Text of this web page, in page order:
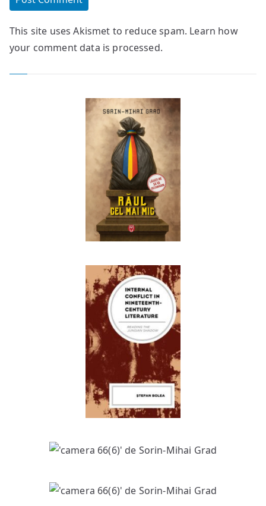
This site uses Akismet to reduce spam. Learn how
your comment data is processed.